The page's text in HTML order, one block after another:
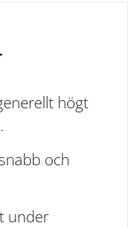
högt
och
under